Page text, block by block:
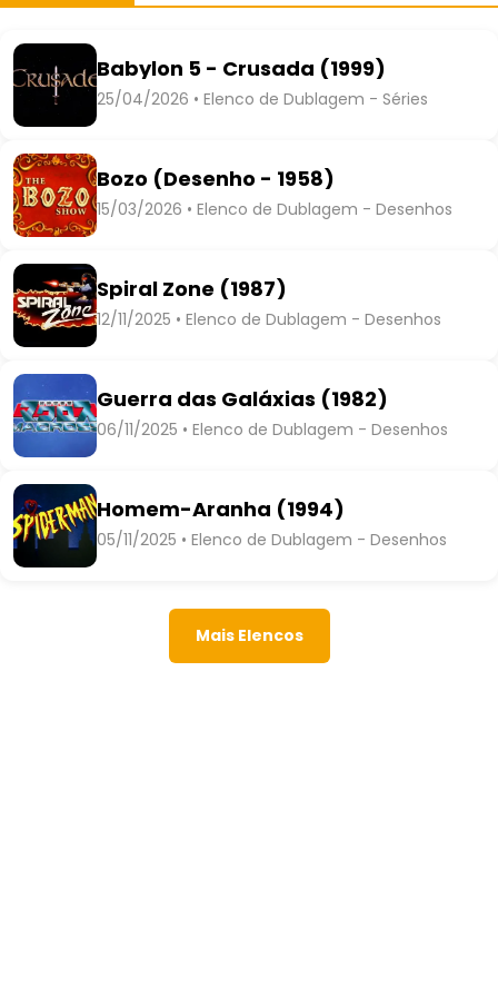
Babylon 5 - Crusada (1999)
25/04/2026 • Elenco de Dublagem - Séries
Bozo (Desenho - 1958)
15/03/2026 • Elenco de Dublagem - Desenhos
Spiral Zone (1987)
12/11/2025 • Elenco de Dublagem - Desenhos
Guerra das Galáxias (1982)
06/11/2025 • Elenco de Dublagem - Desenhos
Homem-Aranha (1994)
05/11/2025 • Elenco de Dublagem - Desenhos
Mais Elencos